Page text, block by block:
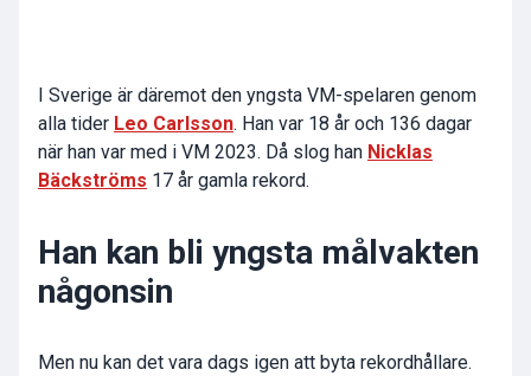
I Sverige är däremot den yngsta VM-spelaren genom
alla tider Leo Carlsson. Han var 18 år och 136 dagar
när han var med i VM 2023. Då slog han Nicklas
Bäckströms 17 år gamla rekord.
Han kan bli yngsta målvakten
någonsin
Men nu kan det vara dags igen att byta rekordhållare.